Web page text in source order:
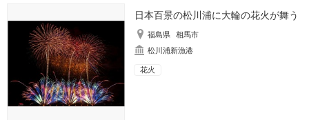
日本百景の松川浦に大輪の花火が舞う
福島県
相馬市
松川浦新漁港
花火